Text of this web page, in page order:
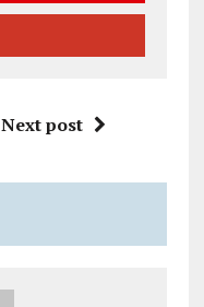
Next post